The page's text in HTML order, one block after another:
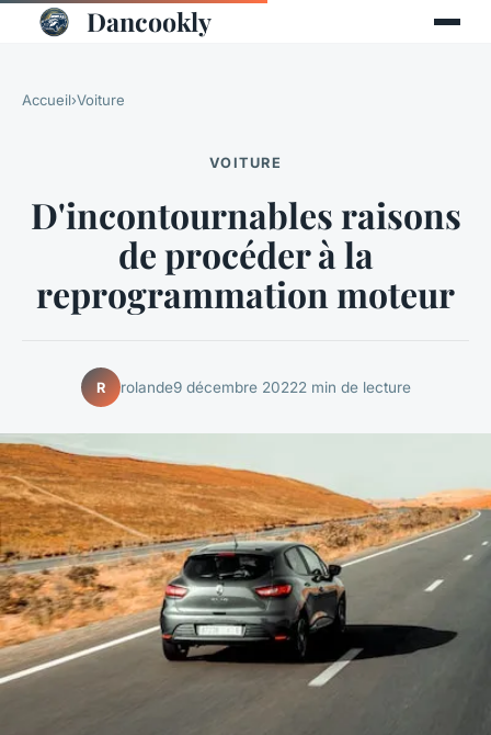
Dancookly
Accueil›Voiture
VOITURE
D'incontournables raisons
de procéder à la
reprogrammation moteur
R rolande9 décembre 20222 min de lecture